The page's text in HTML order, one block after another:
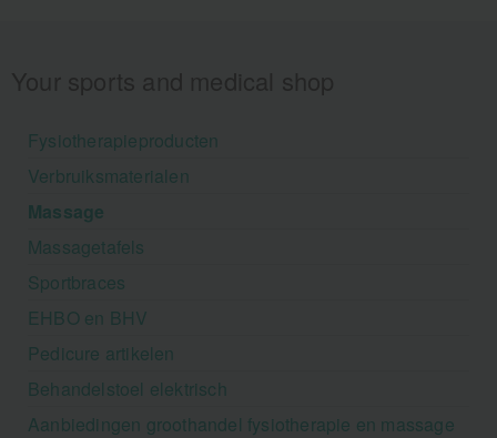
Fysiotherapieproducten
Verbruiksmaterialen
Massage
Massagetafels
Sportbraces
EHBO en BHV
Pedicure artikelen
Behandelstoel elektrisch
Aanbiedingen groothandel fysiotherapie en massage